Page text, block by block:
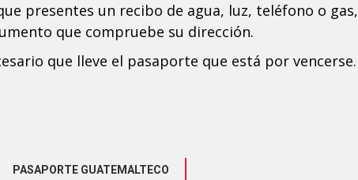
presentes un recibo de agua, luz, teléfono o gas,
que compruebe su dirección.
que lleve el pasaporte que está por vencerse.
PASAPORTE GUATEMALTECO